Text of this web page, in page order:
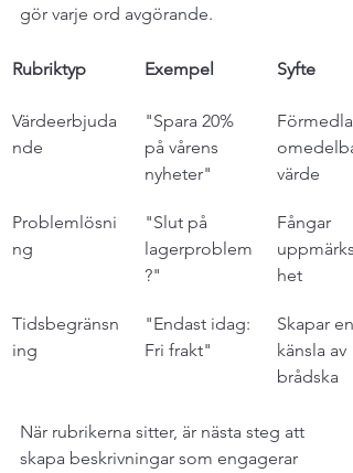
gör varje ord avgörande.
Rubriktyp Exempel Syfte
Värdeerbjuda
nde
"Spara 20%
på vårens
nyheter"
Förmedlar
värde
Problemlösni
ng
"Slut på
lagerproblem
?"
Fångar
het
Tidsbegränsn
ing
"Endast idag:
Fri frakt"
Skapar en
känsla av
brådska
När rubrikerna sitter, är nästa steg att
skapa beskrivningar som engagerar